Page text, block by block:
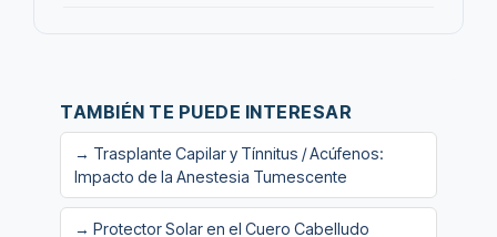
TAMBIÉN TE PUEDE INTERESAR
→ Trasplante Capilar y Tínnitus / Acúfenos:
Impacto de la Anestesia Tumescente
→ Protector Solar en el Cuero Cabelludo